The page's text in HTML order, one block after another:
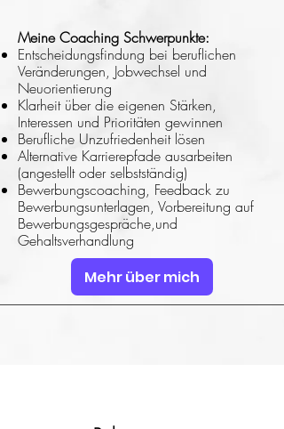
Meine Coaching Schwerpunkte:
Entscheidungsfindung bei beruflichen
Veränderungen, Jobwechsel und
Neuorientierung
Klarheit über die eigenen Stärken,
Interessen und Prioritäten gewinnen
Berufliche Unzufriedenheit lösen
Alternative Karrierepfade ausarbeiten
(angestellt oder selbstständig)
Bewerbungscoaching, Feedback zu
Bewerbungsunterlagen, Vorbereitung auf
Bewerbungsgespräche,und
Gehaltsverhandlung
Mehr über mich